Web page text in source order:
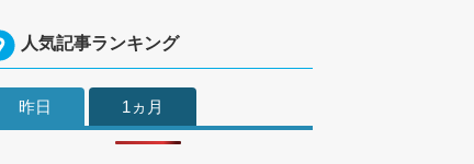
人気記事ランキング
昨日 1ヵ月